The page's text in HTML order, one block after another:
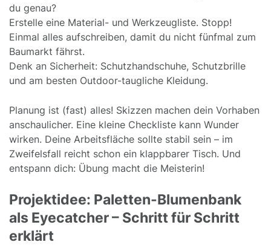
du genau?
Erstelle eine Material- und Werkzeugliste. Stopp!
Einmal alles aufschreiben, damit du nicht fünfmal zum
Baumarkt fährst.
Denk an Sicherheit: Schutzhandschuhe, Schutzbrille
und am besten Outdoor-taugliche Kleidung.
Planung ist (fast) alles! Skizzen machen dein Vorhaben
anschaulicher. Eine kleine Checkliste kann Wunder
wirken. Deine Arbeitsfläche sollte stabil sein – im
Zweifelsfall reicht schon ein klappbarer Tisch. Und
entspann dich: Übung macht die Meisterin!
Projektidee: Paletten-Blumenbank
als Eyecatcher – Schritt für Schritt
erklärt